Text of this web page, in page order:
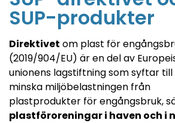
SUP-produkter
Direktivet om plast för
(2019/904/EU) är en del av
unionens lagstiftning som syftar
minska miljöbelastningen från
plastprodukter för engångsbruk,
plastföroreningar i haven och i